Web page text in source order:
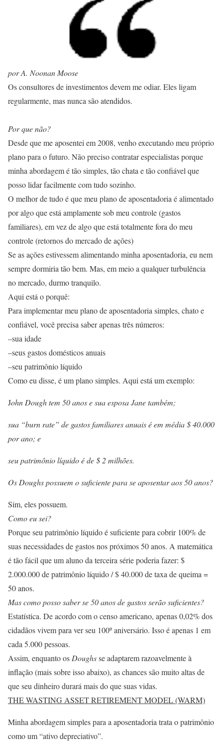
por A. Noonan Moose
Os consultores de investimentos devem me odiar. Eles ligam
regularmente, mas nunca são atendidos.
Por que não?
Desde que me aposentei em 2008, venho executando meu próprio
plano para o futuro. Não preciso contratar especialistas porque
minha abordagem é tão simples, tão chata e tão confiável que
posso lidar facilmente com tudo sozinho.
O melhor de tudo é que meu plano de aposentadoria é alimentado
por algo que está amplamente sob meu controle (gastos
familiares), em vez de algo que está totalmente fora do meu
controle (retornos do mercado de ações)
Se as ações estivessem alimentando minha aposentadoria, eu nem
sempre dormiria tão bem. Mas, em meio a qualquer turbulência
no mercado, durmo tranquilo.
Aqui está o porquê:
Para implementar meu plano de aposentadoria simples, chato e
confiável, você precisa saber apenas três números:
–sua idade
–seus gastos domésticos anuais
–seu patrimônio líquido
Como eu disse, é um plano simples. Aqui está um exemplo:
John Dough tem 50 anos e sua esposa Jane também;
sua “burn rate” de gastos familiares anuais é em média $ 40.000
por ano; e
seu patrimônio líquido é de $ 2 milhões.
Os Doughs possuem o suficiente para se aposentar aos 50 anos?
Sim, eles possuem.
Como eu sei?
Porque seu patrimônio líquido é suficiente para cobrir 100% de
suas necessidades de gastos nos próximos 50 anos. A matemática
é tão fácil que um aluno da terceira série poderia fazer: $
2.000.000 de patrimônio líquido / $ 40.000 de taxa de queima =
50 anos.
Mas como posso saber se 50 anos de gastos serão suficientes?
Estatística. De acordo com o censo americano, apenas 0,02% dos
cidadãos vivem para ver seu 100º aniversário. Isso é apenas 1 em
cada 5.000 pessoas.
Assim, enquanto os Doughsse adaptarem razoavelmente à
inflação (mais sobre isso abaixo), as chances são muito altas de
que seu dinheiro durará mais do que suas vidas.
THE WASTING ASSET RETIREMENT MODEL (WARM)
Minha abordagem simples para a aposentadoria trata o patrimônio
como um “ativo depreciativo”.